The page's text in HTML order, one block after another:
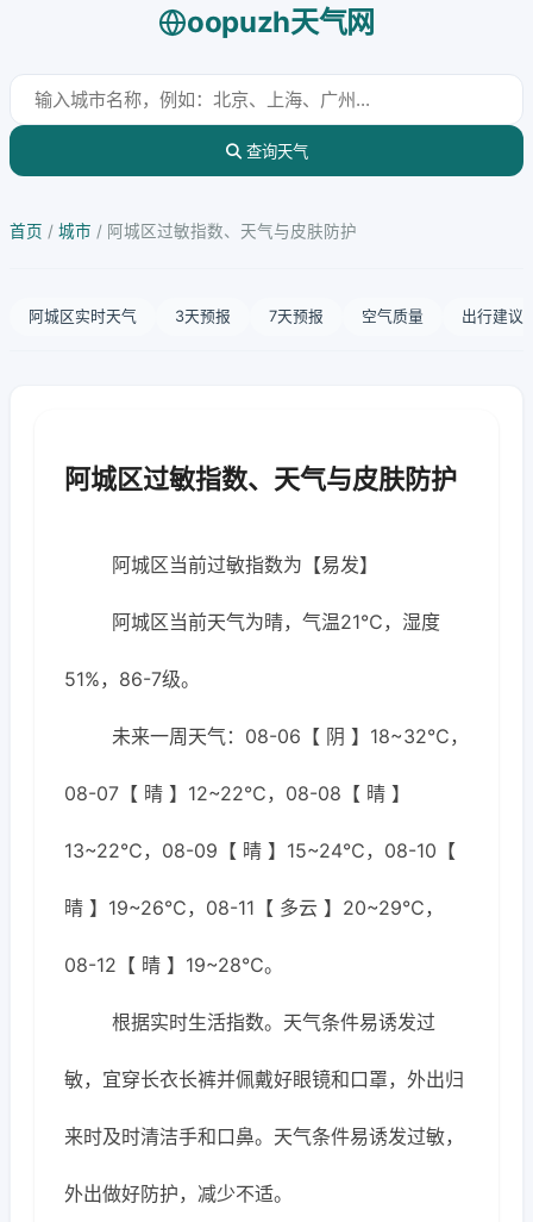
oopuzh天气网
查询天气
首页 / 城市 / 阿城区过敏指数、天气与皮肤防护
阿城区实时天气 3天预报 7天预报 空气质量 出行建议
阿城区过敏指数、天气与皮肤防护
阿城区当前过敏指数为【易发】
阿城区当前天气为晴，气温21℃，湿度
51%，86-7级。
未来一周天气：08-06【 阴 】18~32℃，
08-07【 晴 】12~22℃，08-08【 晴 】
13~22℃，08-09【 晴 】15~24℃，08-10【
晴 】19~26℃，08-11【 多云 】20~29℃，
08-12【 晴 】19~28℃。
根据实时生活指数。天气条件易诱发过
敏，宜穿长衣长裤并佩戴好眼镜和口罩，外出归
来时及时清洁手和口鼻。天气条件易诱发过敏，
外出做好防护，减少不适。